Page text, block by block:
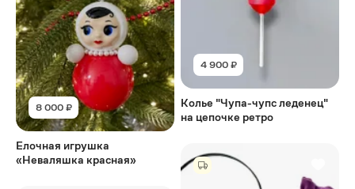
8 000 ₽
Елочная игрушка
«Неваляшка красная»
4 900 ₽
Колье "Чупа-чупс леденец"
на цепочке ретро